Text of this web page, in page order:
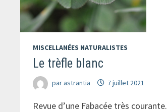
MISCELLANÉES NATURALISTES
Le trèfle blanc
parastrantia 7 juillet 2021
Revue d’une Fabacée très courante.